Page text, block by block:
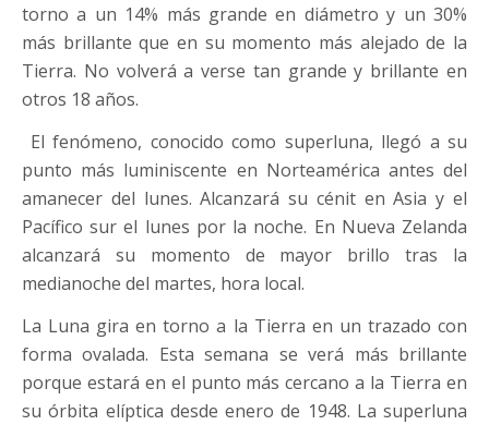
torno a un 14% más grande en diámetro y un 30%
más brillante que en su momento más alejado de la
Tierra. No volverá a verse tan grande y brillante en
otros 18 años.
El fenómeno, conocido como superluna, llegó a su
punto más luminiscente en Norteamérica antes del
amanecer del lunes. Alcanzará su cénit en Asia y el
Pacífico sur el lunes por la noche. En Nueva Zelanda
alcanzará su momento de mayor brillo tras la
medianoche del martes, hora local.
La Luna gira en torno a la Tierra en un trazado con
forma ovalada. Esta semana se verá más brillante
porque estará en el punto más cercano a la Tierra en
su órbita elíptica desde enero de 1948. La superluna